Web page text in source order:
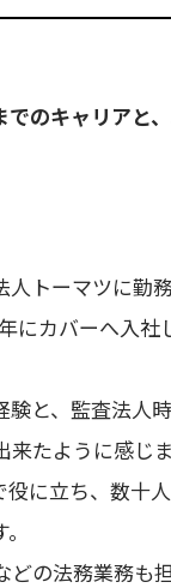
のキャリアと
トーマツに勤
にカバーへ入社
と、監査法人
たように感じま
に立ち、数十
の法務業務も